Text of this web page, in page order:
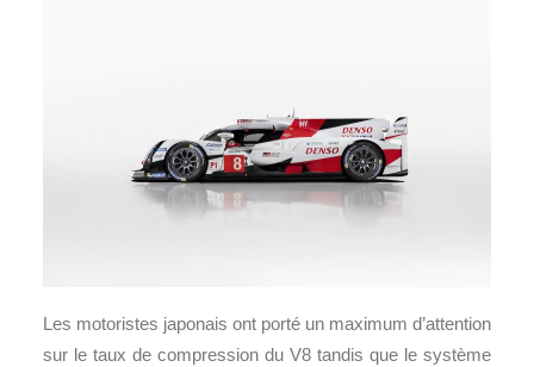
Les motoristes japonais ont porté un maximum d’attention
sur le taux de compression du V8 tandis que le système